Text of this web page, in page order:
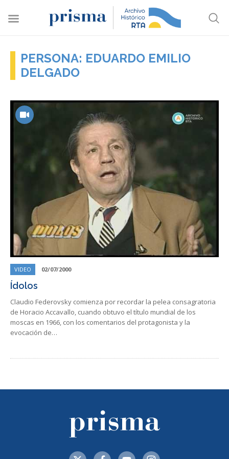
PERSONA: EDUARDO EMILIO
DELGADO
VIDEO 02/07/2000
Ídolos
Claudio Federovsky comienza por recordar la pelea consagratoria
de Horacio Accavallo, cuando obtuvo el título mundial de los
moscas en 1966, con los comentarios del protagonista y la
evocación de…